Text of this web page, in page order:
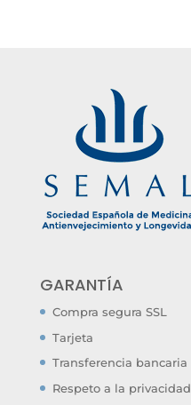
GARANTÍA
Compra segura SSL
Tarjeta
Transferencia bancaria
Respeto a la privacidad